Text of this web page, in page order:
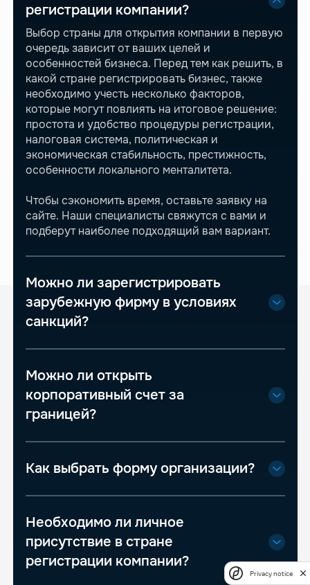
регистрации компании?
Выбор страны для открытия компании в первую
очередь зависит от ваших целей и
особенностей бизнеса. Перед тем как решить, в
какой стране регистрировать бизнес, также
необходимо учесть несколько факторов,
которые могут повлиять на итоговое решение:
простота и удобство процедуры регистрации,
налоговая система, политическая и
экономическая стабильность, престижность,
особенности локального менталитета.
Чтобы сэкономить время, оставьте заявку на
сайте. Наши специалисты свяжутся с вами и
подберут наиболее подходящий вам вариант.
Можно ли зарегистрировать
зарубежную фирму в условиях
санкций?
Можно ли открыть
корпоративный счет за
границей?
Как выбрать форму организации?
Необходимо ли личное
присутствие в стране
регистрации компании?
Privacy notice